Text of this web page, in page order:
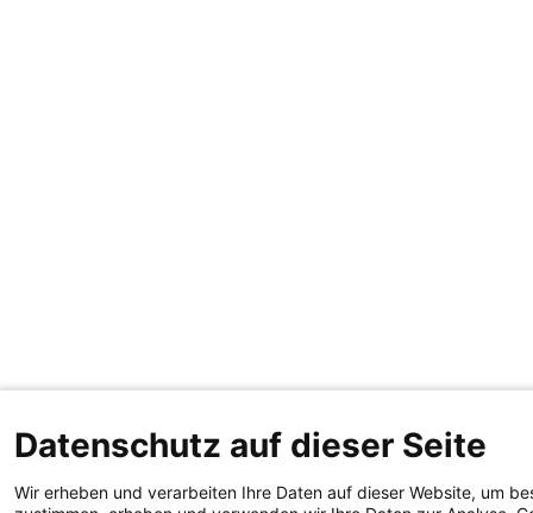
Datenschutz auf dieser Seite
Wir erheben und verarbeiten Ihre Daten auf dieser Website, um